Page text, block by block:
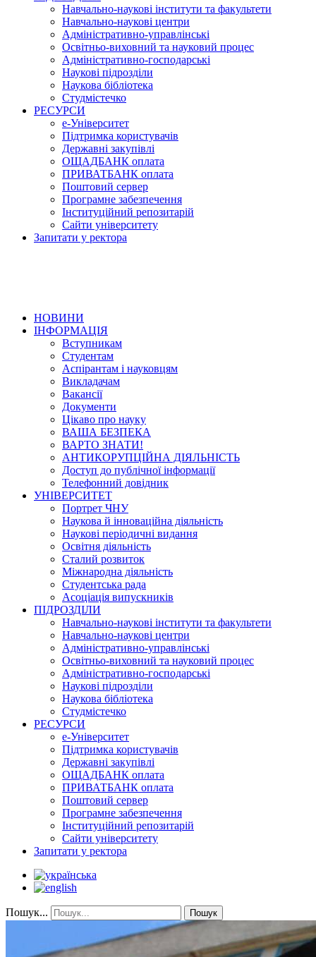
Навчально-наукові інститути та факультети
Навчально-наукові центри
Адміністративно-управлінські
Освітньо-виховний та науковий процес
Адміністративно-господарські
Наукові підрозділи
Наукова бібліотека
Студмістечко
РЕСУРСИ
е-Університет
Підтримка користувачів
Державні закупівлі
ОЩАДБАНК оплата
ПРИВАТБАНК оплата
Поштовий сервер
Програмне забезпечення
Інституційний репозитарій
Сайти університету
Запитати у ректора
НОВИНИ
ІНФОРМАЦІЯ
Вступникам
Студентам
Аспірантам і науковцям
Викладачам
Вакансії
Документи
Цікаво про науку
ВАША БЕЗПЕКА
ВАРТО ЗНАТИ!
АНТИКОРУПЦІЙНА ДІЯЛЬНІСТЬ
Доступ до публічної інформації
Телефонний довідник
УНІВЕРСИТЕТ
Портрет ЧНУ
Наукова й інноваційна діяльність
Наукові періодичні видання
Освітня діяльність
Сталий розвиток
Міжнародна діяльність
Студентська рада
Асоціація випускників
ПІДРОЗДІЛИ
Навчально-наукові інститути та факультети
Навчально-наукові центри
Адміністративно-управлінські
Освітньо-виховний та науковий процес
Адміністративно-господарські
Наукові підрозділи
Наукова бібліотека
Студмістечко
РЕСУРСИ
е-Університет
Підтримка користувачів
Державні закупівлі
ОЩАДБАНК оплата
ПРИВАТБАНК оплата
Поштовий сервер
Програмне забезпечення
Інституційний репозитарій
Сайти університету
Запитати у ректора
Пошук... Пошук